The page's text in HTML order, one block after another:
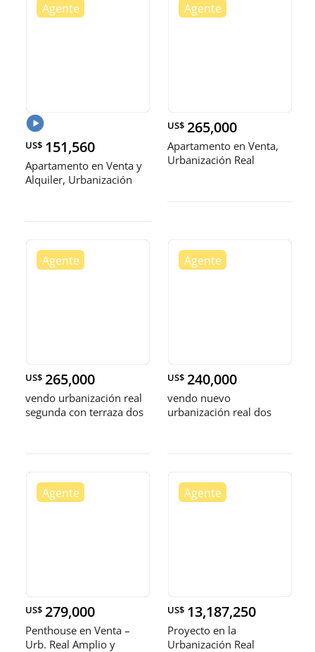
US$ 151,560
Apartamento en Venta y
Alquiler, Urbanización
US$ 265,000
Apartamento en Venta,
Urbanización Real
US$ 265,000
vendo urbanización real
segunda con terraza dos
US$ 240,000
vendo nuevo
urbanización real dos
US$ 279,000
Penthouse en Venta –
Urb. Real Amplio y
US$ 13,187,250
Proyecto en la
Urbanización Real